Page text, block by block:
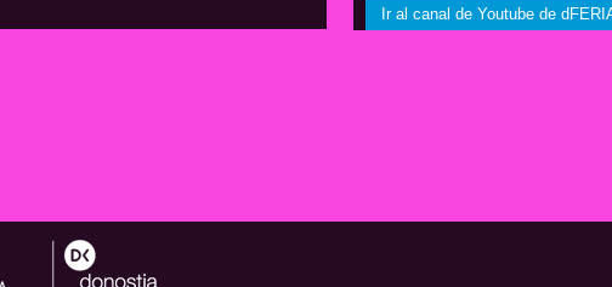
Ir al canal de Youtube de